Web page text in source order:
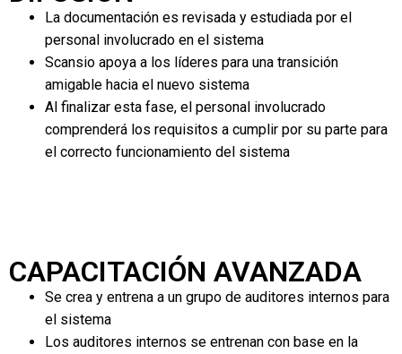
La documentación es revisada y estudiada por el
personal involucrado en el sistema
Scansio apoya a los líderes para una transición
amigable hacia el nuevo sistema
Al finalizar esta fase, el personal involucrado
comprenderá los requisitos a cumplir por su parte para
el correcto funcionamiento del sistema
CAPACITACIÓN AVANZADA
Se crea y entrena a un grupo de auditores internos para
el sistema
Los auditores internos se entrenan con base en la